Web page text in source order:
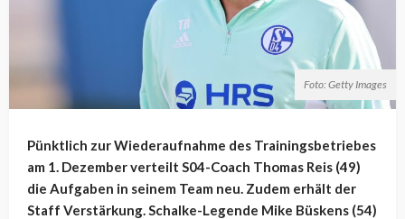
Foto: Getty Images
Pünktlich zur Wiederaufnahme des Trainingsbetriebes
am 1. Dezember verteilt S04-Coach Thomas Reis (49)
die Aufgaben in seinem Team neu. Zudem erhält der
Staff Verstärkung. Schalke-Legende Mike Büskens (54)